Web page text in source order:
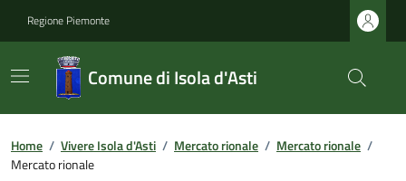
Regione Piemonte
Comune di Isola d'Asti
Home / Vivere Isola d'Asti / Mercato rionale / Mercato rionale /
Mercato rionale